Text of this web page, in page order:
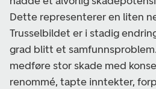
Dette representerer en liten
Trusselbildet er i stadig
grad blitt et
medføre stor skade med
renommé, tapte inntekter,